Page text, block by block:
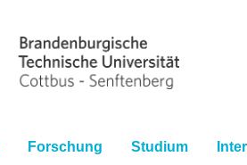
Forschung Studium